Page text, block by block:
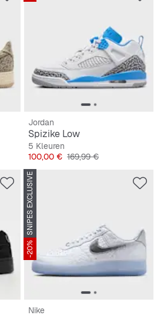
Jordan
Spizike Low
5 Kleuren
Prijs
100,00 € Originele Prijs
169,99 €
SNIPES EXCLUSIVE
-20%
Nike